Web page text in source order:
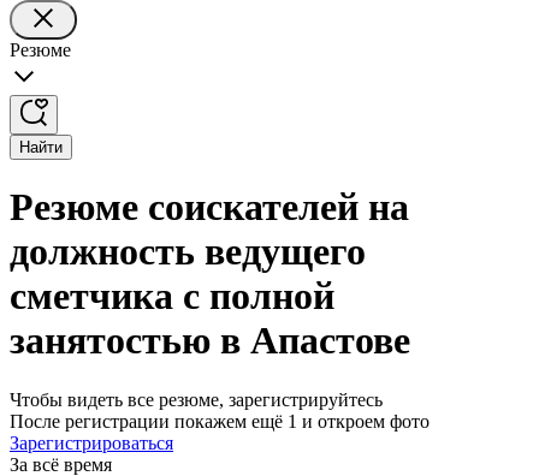
Резюме
Найти
Резюме соискателей на
должность ведущего
сметчика с полной
занятостью в Апастове
Чтобы видеть все резюме, зарегистрируйтесь
После регистрации покажем ещё 1 и откроем фото
Зарегистрироваться
За всё время